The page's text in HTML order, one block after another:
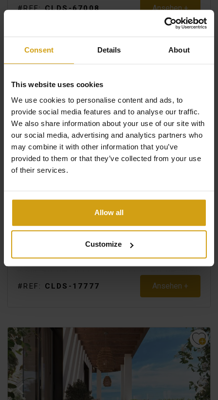
Consent Details About
This website uses cookies
We use cookies to personalise content and ads, to
provide social media features and to analyse our traffic.
We also share information about your use of our site with
our social media, advertising and analytics partners who
may combine it with other information that you’ve
provided to them or that they’ve collected from your use
of their services.
Allow all
Customize
#REF:CLDS-67008 Ansehen +
VÉLEZ-MÁLAGA. COSTA DEL SOL
APARTMENT. NEUBAU
#REF: CLDS-17777 Ansehen +